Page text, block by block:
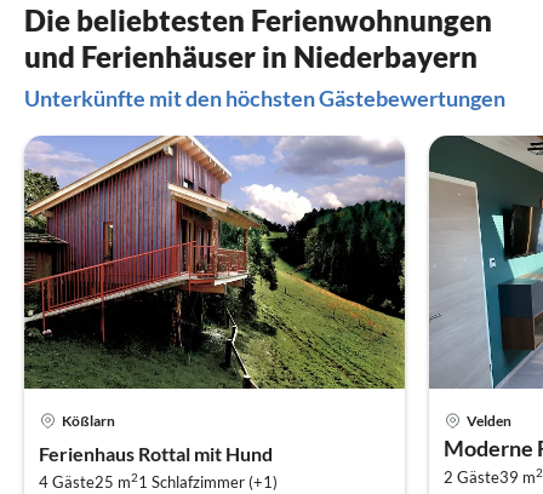
Die beliebtesten Ferienwohnungen
und Ferienhäuser in Niederbayern
Unterkünfte mit den höchsten Gästebewertungen
Kößlarn
Ferienhaus Rottal mit Hund
4 Gäste25 m21 Schlafzimmer (+1)
Velden
Moderne
2 Gäste39 m2